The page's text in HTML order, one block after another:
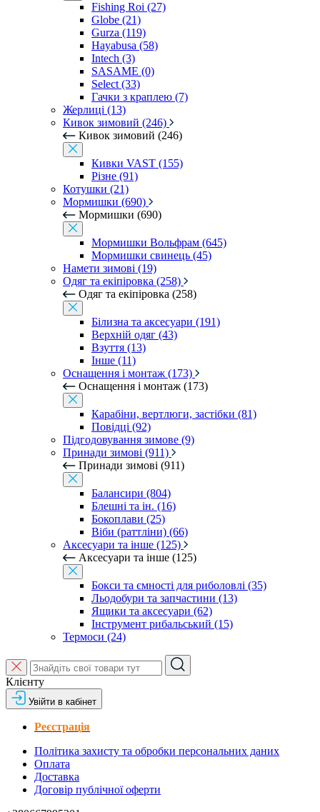
Fishing Roi (27)
Globe (21)
Gurza (119)
Hayabusa (58)
Intech (3)
SASAME (0)
Select (33)
Гачки з краплею (7)
Жерлиці (13)
Кивок зимовий (246)
Кивок зимовий (246)
Кивки VAST (155)
Різне (91)
Котушки (21)
Мормишки (690)
Мормишки (690)
Мормишки Вольфрам (645)
Мормишки свинець (45)
Намети зимові (19)
Одяг та екіпіровка (258)
Одяг та екіпіровка (258)
Білизна та аксесуари (191)
Верхній одяг (43)
Взуття (13)
Інше (11)
Оснащення і монтаж (173)
Оснащення і монтаж (173)
Карабіни, вертлюги, застібки (81)
Повідці (92)
Підгодовування зимове (9)
Принади зимові (911)
Принади зимові (911)
Балансири (804)
Блешні та ін. (16)
Бокоплави (25)
Віби (раттліни) (66)
Аксесуари та інше (125)
Аксесуари та інше (125)
Бокси та ємності для риболовлі (35)
Льодобури та запчастини (13)
Ящики та аксесуари (62)
Інструмент рибальський (15)
Термоси (24)
Клієнту
Увійти в кабінет
Реєстрація
Політика захисту та обробки персональних даних
Оплата
Доставка
Договір публічної оферти